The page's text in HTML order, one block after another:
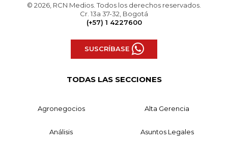
© 2026, RCN Medios. Todos los derechos reservados.
Cr. 13a 37-32, Bogotá
(+57) 1 4227600
SUSCRÍBASE
TODAS LAS SECCIONES
Agronegocios Alta Gerencia
Análisis Asuntos Legales